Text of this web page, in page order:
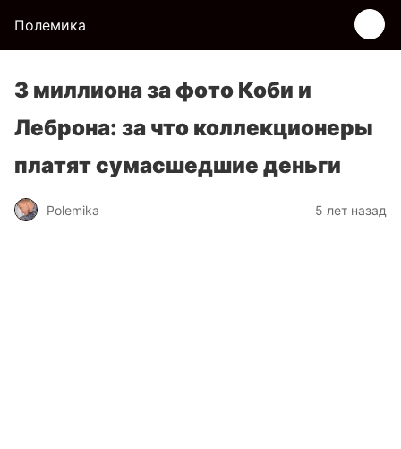
Полемика
3 миллиона за фото Коби и
Леброна: за что коллекционеры
платят сумасшедшие деньги
Polemika 5 лет назад